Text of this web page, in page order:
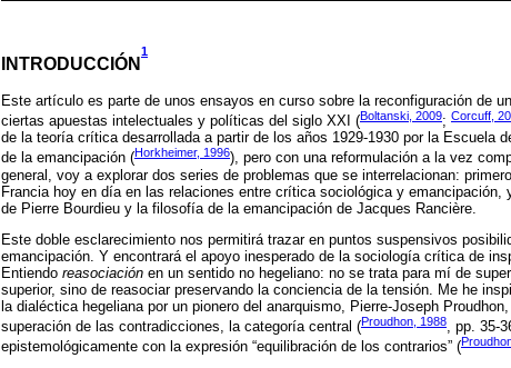
INTRODUCCIÓN
1
Este artículo es parte de unos ensayos en curso sobre la reconfiguración de
ciertas apuestas intelectuales y políticas del siglo XXI (Boltanski, 2009; Corcuff,
de la teoría crítica desarrollada a partir de los años 1929-1930 por la Escuela
de la emancipación (Horkheimer, 1996), pero con una reformulación a la vez
general, voy a explorar dos series de problemas que se interrelacionan:
Francia hoy en día en las relaciones entre crítica sociológica y
de Pierre Bourdieu y la filosofía de la emancipación de Jacques Rancière.
Este doble esclarecimiento nos permitirá trazar en puntos suspensivos
emancipación. Y encontrará el apoyo inesperado de la sociología crítica de
Entiendo reasociación en un sentido no hegeliano: no se trata para mí de
superior, sino de reasociar preservando la conciencia de la tensión. Me he
la dialéctica hegeliana por un pionero del anarquismo, Pierre-Joseph
superación de las contradicciones, la categoría central (Proudhon, 1988, pp. 35-
epistemológicamente con la expresión “equilibración de los contrarios” (